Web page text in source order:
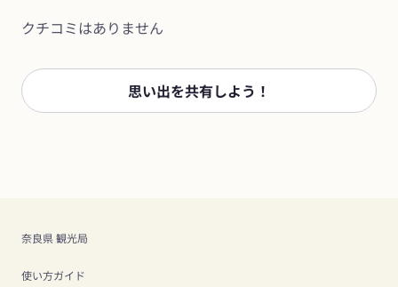
クチコミはありません
思い出を共有しよう！
奈良県 観光局
使い方ガイド